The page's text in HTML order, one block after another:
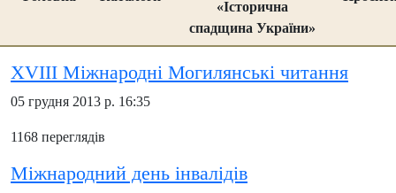
«Історична
спадщина України»
ХVІІІ Міжнародні Могилянські читання
05 грудня 2013 р. 16:35
1168 переглядів
Міжнародний день інвалідів